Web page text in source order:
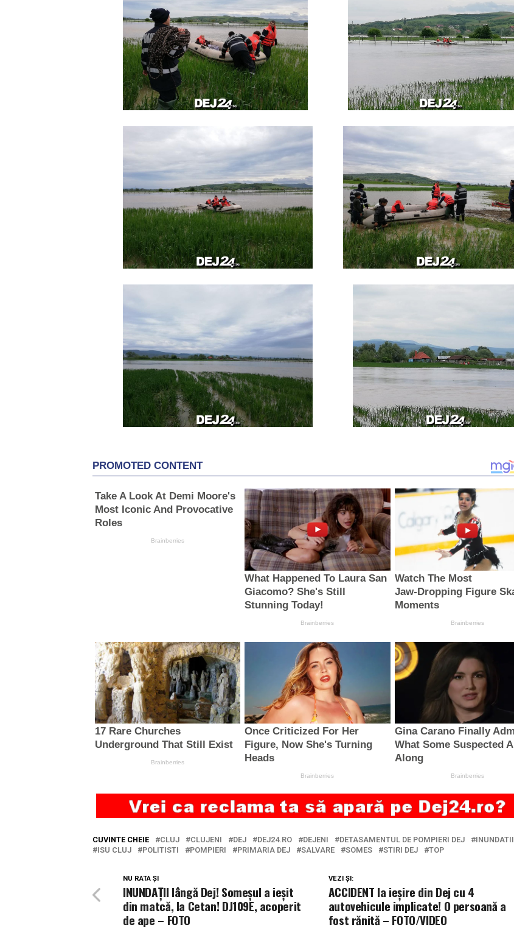
CUVINTE CHEIE CLUJ CLUJENI DEJ DEJ24.RO DEJENI DETASAMENTUL DE POMPIERI DEJ
INUNDATII
ISU CLUJ
POLITISTI POMPIERI PRIMARIA DEJ SALVARE SOMES STIRI DEJ TOP
VEZI ȘI:
ACCIDENT la ieșire din Dej cu 4
autovehicule implicate! O persoană a
fost rănită – FOTO/VIDEO
NU RATA ȘI
INUNDAȚII lângă Dej! Someșul a ieșit
din matcă, la Cetan! DJ109E, acoperit
de ape – FOTO